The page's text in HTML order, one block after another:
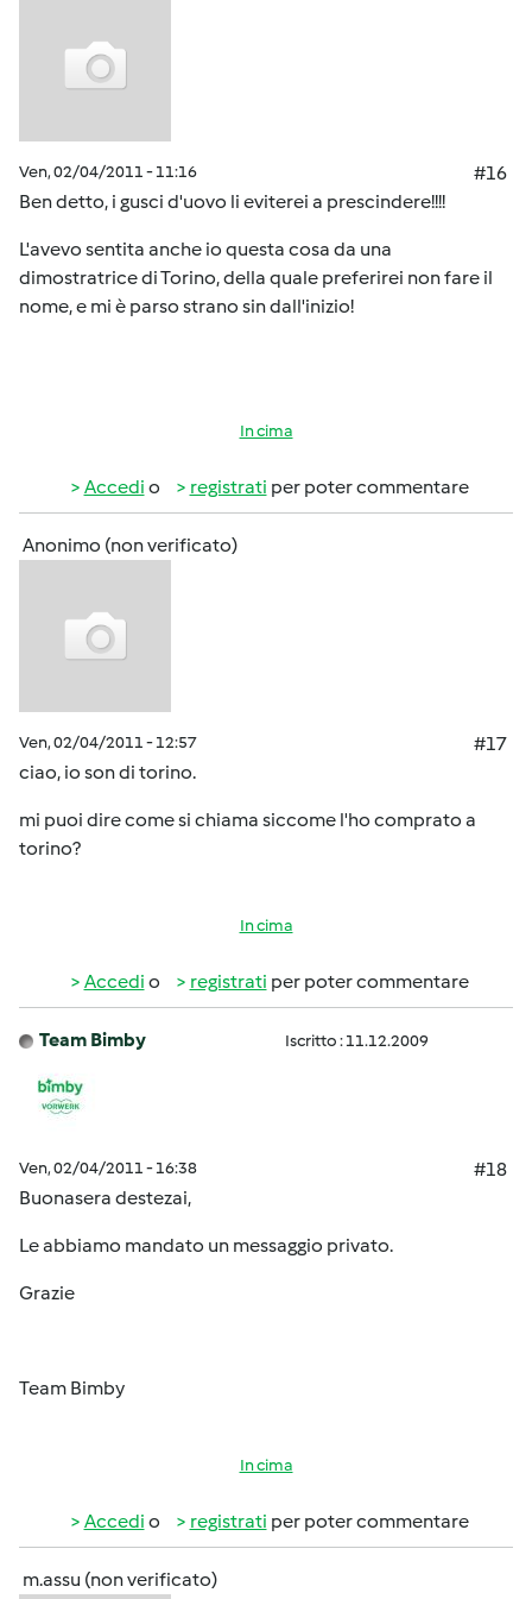
Ven, 02/04/2011 - 11:16
#16
Ben detto, i gusci d'uovo li eviterei a prescindere!!!!
L'avevo sentita anche io questa cosa da una
dimostratrice di Torino, della quale preferirei non fare il
nome, e mi è parso strano sin dall'inizio!
In cima
Accedi o registrati per poter commentare
Anonimo (non verificato)
Ven, 02/04/2011 - 12:57
#17
ciao, io son di torino.
mi puoi dire come si chiama siccome l'ho comprato a
torino?
In cima
Accedi o registrati per poter commentare
Team Bimby Iscritto : 11.12.2009
Ven, 02/04/2011 - 16:38
#18
Buonasera destezai,
Le abbiamo mandato un messaggio privato.
Grazie
Team Bimby
In cima
Accedi o registrati per poter commentare
m.assu (non verificato)